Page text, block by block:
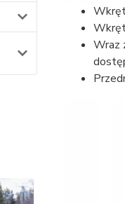
Wkręt
Wraz